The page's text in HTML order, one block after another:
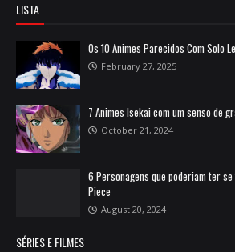
LISTA
Os 10 Animes Parecidos Com Solo
February 27, 2025
7 Animes Isekai com um senso de
October 21, 2024
6 Personagens que poderiam ter se
Piece
August 20, 2024
SÉRIES E FILMES